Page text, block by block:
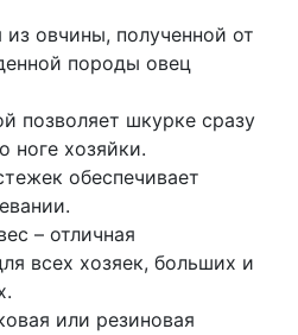
овчины, полученной от
породы овец
позволяет шкурке сразу
ноге хозяйки.
обеспечивает
– отличная
всех хозяек, больших и
или резиновая